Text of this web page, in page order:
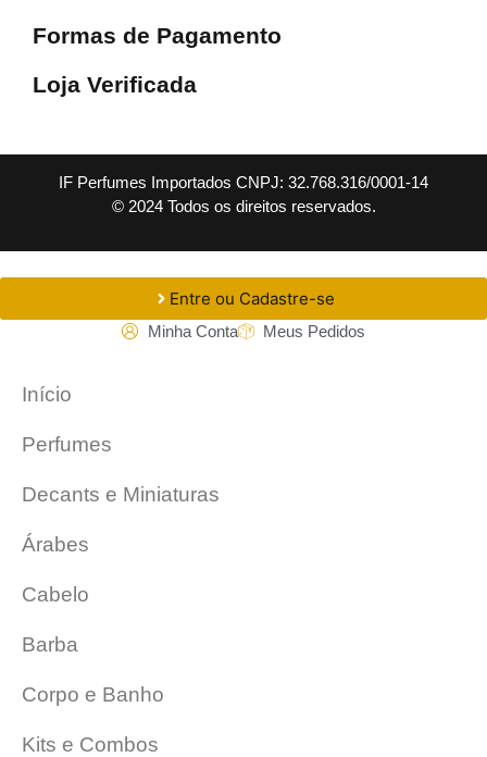
Formas de Pagamento
Loja Verificada
IF Perfumes Importados CNPJ: 32.768.316/0001-14
© 2024 Todos os direitos reservados.
Entre ou Cadastre-se
Minha Conta Meus Pedidos
Início
Perfumes
Decants e Miniaturas
Árabes
Cabelo
Barba
Corpo e Banho
Kits e Combos